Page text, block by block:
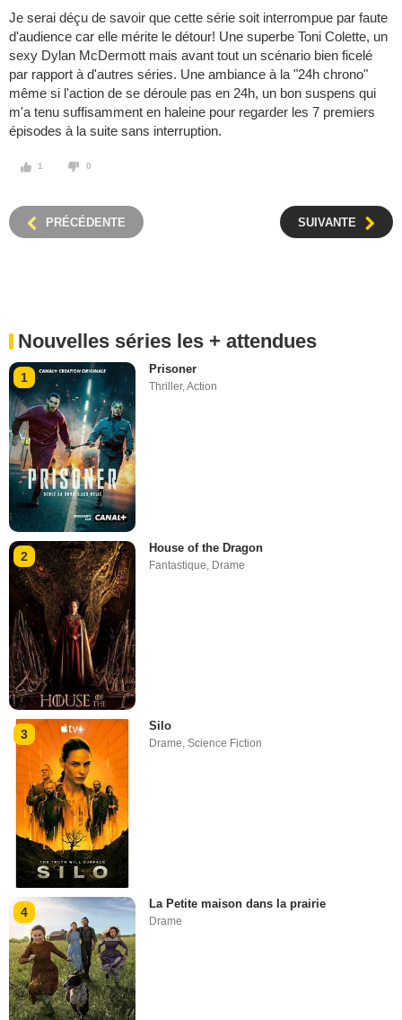
Je serai déçu de savoir que cette série soit interrompue par faute
d'audience car elle mérite le détour! Une superbe Toni Colette, un
sexy Dylan McDermott mais avant tout un scénario bien ficelé
par rapport à d'autres séries. Une ambiance à la "24h chrono"
même si l'action de se déroule pas en 24h, un bon suspens qui
m'a tenu suffisamment en haleine pour regarder les 7 premiers
épisodes à la suite sans interruption.
1 0
PRÉCÉDENTE SUIVANTE
Nouvelles séries les + attendues
1
Prisoner
Thriller,Action
2
House of the Dragon
Fantastique Drame
3
Silo
Drame,Science Fiction
4
La Petite maison dans la prairie
Drame